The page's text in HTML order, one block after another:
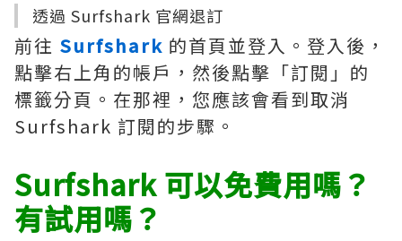
透過 Surfshark 官網退訂
前往 Surfshark 的首頁並登入。登入後，
點擊右上角的帳戶，然後點擊「訂閱」的
標籤分頁。在那裡，您應該會看到取消
Surfshark 訂閱的步驟。
Surfshark 可以免費用嗎？
有試用嗎？